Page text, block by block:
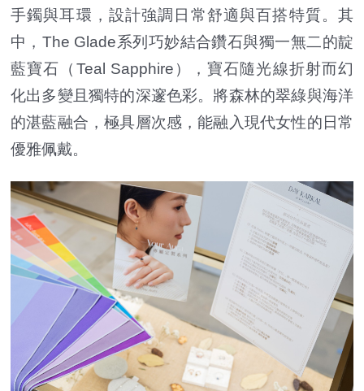
手鐲與耳環，設計強調日常舒適與百搭特質。其
中，The Glade系列巧妙結合鑽石與獨一無二的靛
藍寶石（Teal Sapphire），寶石隨光線折射而幻
化出多變且獨特的深邃色彩。將森林的翠綠與海洋
的湛藍融合，極具層次感，能融入現代女性的日常
優雅佩戴。